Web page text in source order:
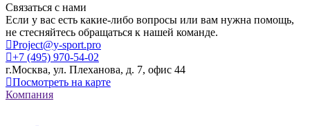
Связаться с нами
Если у вас есть какие-либо вопросы или вам нужна помощь,
не стесняйтесь обращаться к нашей команде.
Project@y-sport.pro
+7 (495) 970-54-02
г.Москва, ул. Плеханова, д. 7, офис 44
Посмотреть на карте
Компания